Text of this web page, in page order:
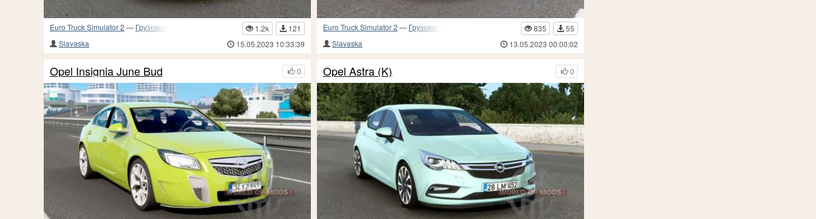
Euro Truck Simulator 2 — Грузовики и прочий транспорт 1.2k
121
Slavaska
15.05.2023 10:33:39
Euro Truck Simulator 2 — Грузовики и прочий транспорт 835
55
Slavaska
13.05.2023 00:00:02
0
Opel Insignia June Bud 0
Opel Astra (K)